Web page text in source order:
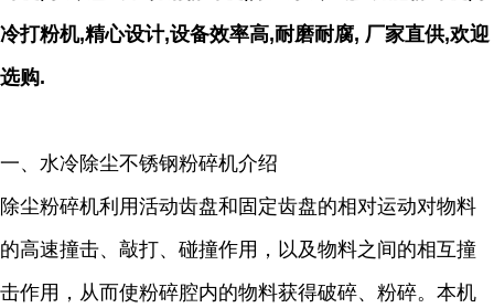
冷打粉机,精心设计,设备效率高,耐磨耐腐, 厂家直供,欢迎
选购.
一、水冷除尘不锈钢粉碎机介绍
除尘粉碎机利用活动齿盘和固定齿盘的相对运动对物料
的高速撞击、敲打、碰撞作用，以及物料之间的相互撞
击作用，从而使粉碎腔内的物料获得破碎、粉碎。本机